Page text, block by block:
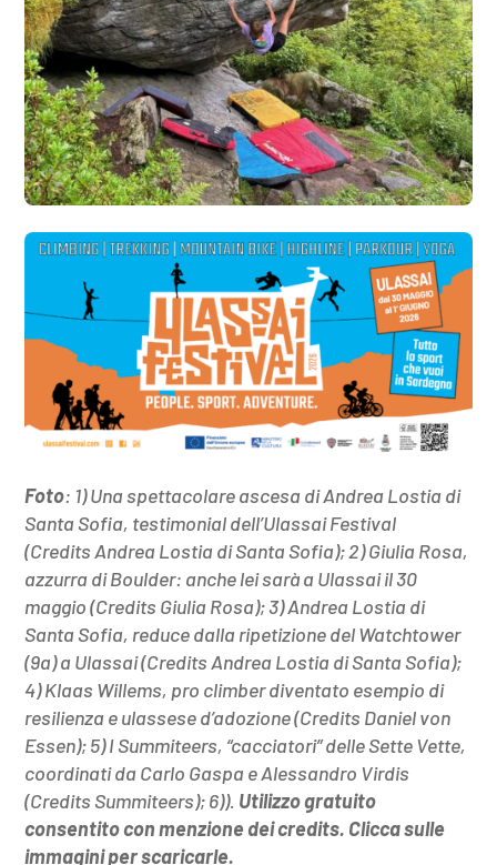
Foto: 1) Una spettacolare ascesa di Andrea Lostia di
Santa Sofia, testimonial dell’Ulassai Festival
(CreditsAndrea Lostia di Santa Sofia); 2) Giulia Rosa,
azzurra di Boulder: anche lei sarà a Ulassai il 30
maggio (Credits Giulia Rosa); 3) Andrea Lostia di
Santa Sofia, reduce dalla ripetizione del Watchtower
(9a) a Ulassai(CreditsAndrea Lostia di Santa Sofia);
4) Klaas Willems, pro climber diventato esempio di
resilienza e ulassese d’adozione (Credits Daniel von
Essen); 5) I Summiteers, “cacciatori” delle Sette Vette,
coordinati da Carlo Gaspa e Alessandro Virdis
(Credits Summiteers); 6)). Utilizzo gratuito
consentito con menzione dei credits. Clicca sulle
immagini per scaricarle.